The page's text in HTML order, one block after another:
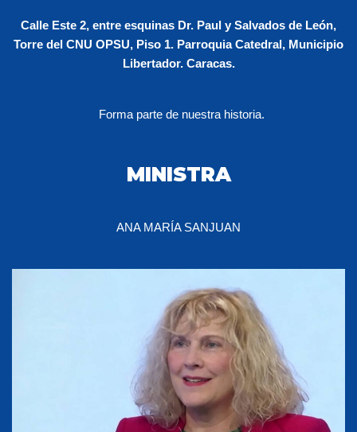
Calle Este 2, entre esquinas Dr. Paul y Salvados de León,
Torre del CNU OPSU, Piso 1. Parroquia Catedral, Municipio
Libertador. Caracas.
Forma parte de nuestra historia.
MINISTRA
ANA MARÍA SANJUAN